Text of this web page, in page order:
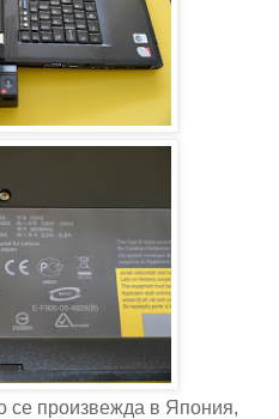
се произвежда в Япония,